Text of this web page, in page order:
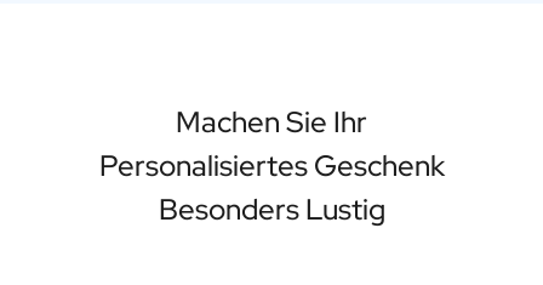
Machen Sie Ihr
Personalisiertes Geschenk
Besonders Lustig